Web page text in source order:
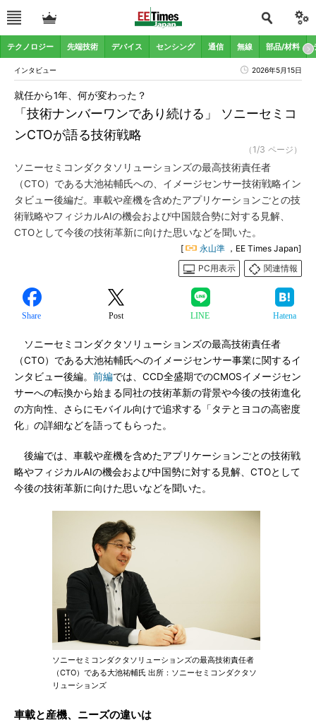
テクノロジー 先端技術 デバイス センシング 通信 無線 部品/材料
インタビュー 2026年5月15日
「技術ナンバーワンであり続ける」 ソニーセミコ
ンCTOが語る技術戦略
就任から1年、何が変わった？
（1/3 ページ）
ソニーセミコンダクタソリューションズの最高技術責任者
（CTO）である大池祐輔氏への、イメージセンサー技術戦略イン
タビュー後編だ。車載や産機を含めたアプリケーションごとの技
術戦略やフィジカルAIの機会および中国競合勢に対する見解、
CTOとして今後の技術革新に向けた思いなどを聞いた。
[ 永山準 ，EE Times Japan]
PC用表示
関連情報
Share Post LINE Hatena
ソニーセミコンダクタソリューションズの最高技術責任者
（CTO）である大池祐輔氏へのイメージセンサー事業に関するイ
ンタビュー後編。 前編では、CCD全盛期でのCMOSイメージセン
サーへの転換から始まる同社の技術革新の背景や今後の技術進化
の方向性、さらにモバイル向けで追求する「タテとヨコの高密度
化」の詳細などを語ってもらった。
後編では、車載や産機を含めたアプリケーションごとの技術戦
略やフィジカルAIの機会および中国勢に対する見解、CTOとして
今後の技術革新に向けた思いなどを聞いた。
ソニーセミコンダクタソリューションズの最高技術責任者
（CTO）である大池祐輔氏 出所：ソニーセミコンダクタソ
リューションズ
車載と産機、ニーズの違いは